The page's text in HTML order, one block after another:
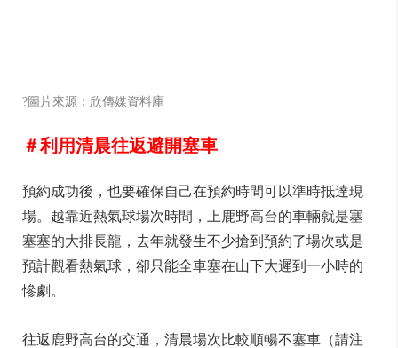
?圖片來源：欣傳媒資料庫
＃利用清晨往返避開塞車
預約成功後，也要確保自己在預約時間可以準時抵達現
場。越靠近熱氣球場次時間，上鹿野高台的車輛就是塞
塞塞的大排長龍，去年就發生不少搶到預約了場次或是
預計觀看熱氣球，卻只能全車塞在山下大遲到一小時的
慘劇。
往返鹿野高台的交通，清晨場次比較順暢不塞車（請注